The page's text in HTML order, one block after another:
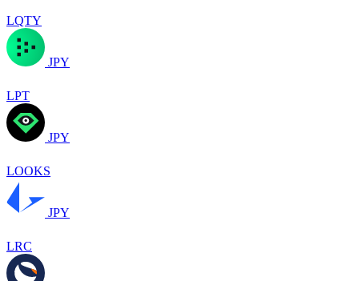
LQTY
JPY
LPT
JPY
LOOKS
JPY
LRC